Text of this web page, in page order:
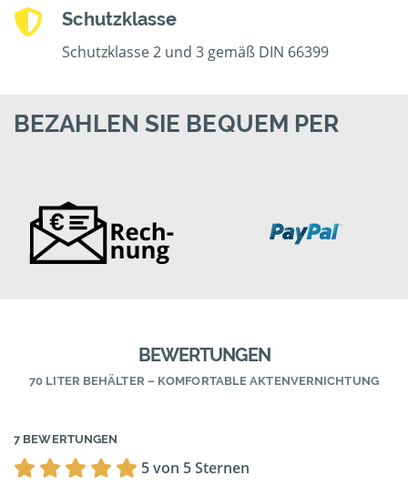
Schutzklasse
Schutzklasse 2 und 3 gemäß DIN 66399
BEZAHLEN SIE BEQUEM PER
BEWERTUNGEN
70 LITER BEHÄLTER – KOMFORTABLE AKTENVERNICHTUNG
7 BEWERTUNGEN
5 von 5 Sternen